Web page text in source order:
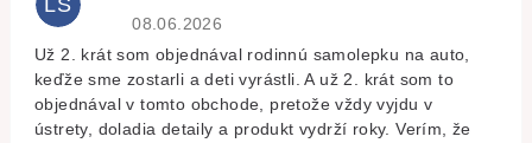
LS Hodnocení obchodu je 5 z 5 hvězdiček.
08.06.2026
Už 2. krát som objednával rodinnú samolepku na auto,
keďže sme zostarli a deti vyrástli. A už 2. krát som to
objednával v tomto obchode, pretože vždy vyjdu v
ústrety, doladia detaily a produkt vydrží roky. Verím, že